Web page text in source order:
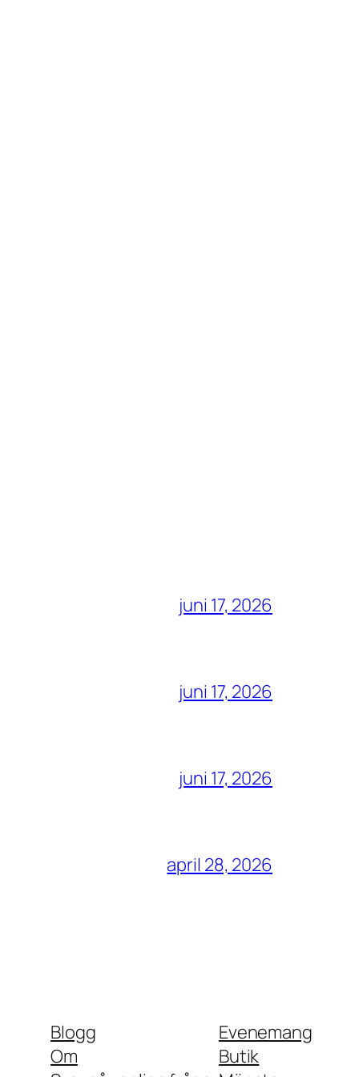
juni 17, 2026
juni 17, 2026
juni 17, 2026
april 28, 2026
Blogg
Om
Evenemang
Butik